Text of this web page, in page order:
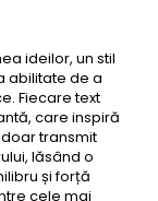
ideilor, un stil
abilitate de a
Fiecare text
care inspiră
transmit
lăsând o
și forță
cele mai